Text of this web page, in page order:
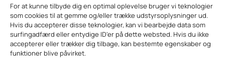
For at kunne tilbyde dig en optimal oplevelse bruger vi teknologier
som cookies til at gemme og/eller trække udstyrsoplysninger ud.
Hvis du accepterer disse teknologier, kan vi bearbejde data som
surfingadfærd eller entydige ID'er på dette websted. Hvis du ikke
accepterer eller trækker dig tilbage, kan bestemte egenskaber og
funktioner blive påvirket.
gleich nochmal gebucht"
Familie zu dritt, 51-55, Januar 2022
"Entspannte Ferien in der
Tiroler Bergwelt"
Kerstin, 36-40, August 2019